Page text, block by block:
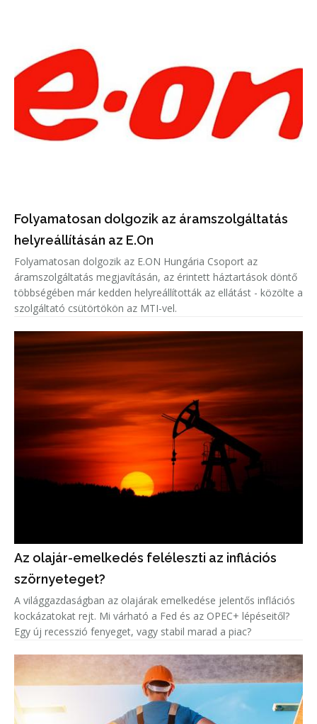
Folyamatosan dolgozik az áramszolgáltatás
helyreállításán az E.On
Folyamatosan dolgozik az E.ON Hungária Csoport az
áramszolgáltatás megjavításán, az érintett háztartások döntő
többségében már kedden helyreállították az ellátást - közölte a
szolgáltató csütörtökön az MTI-vel.
Az olajár-emelkedés feléleszti az inflációs
szörnyeteget?
A világgazdaságban az olajárak emelkedése jelentős inflációs
kockázatokat rejt. Mi várható a Fed és az OPEC+ lépéseitől?
Egy új recesszió fenyeget, vagy stabil marad a piac?